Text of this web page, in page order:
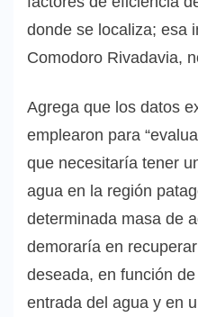
donde se localiza; esa
Comodoro Rivadavia,
Agrega que los datos
emplearon para
que necesitaría tener
agua en la región
determinada masa de
demoraría en
deseada, en función
entrada del agua y en